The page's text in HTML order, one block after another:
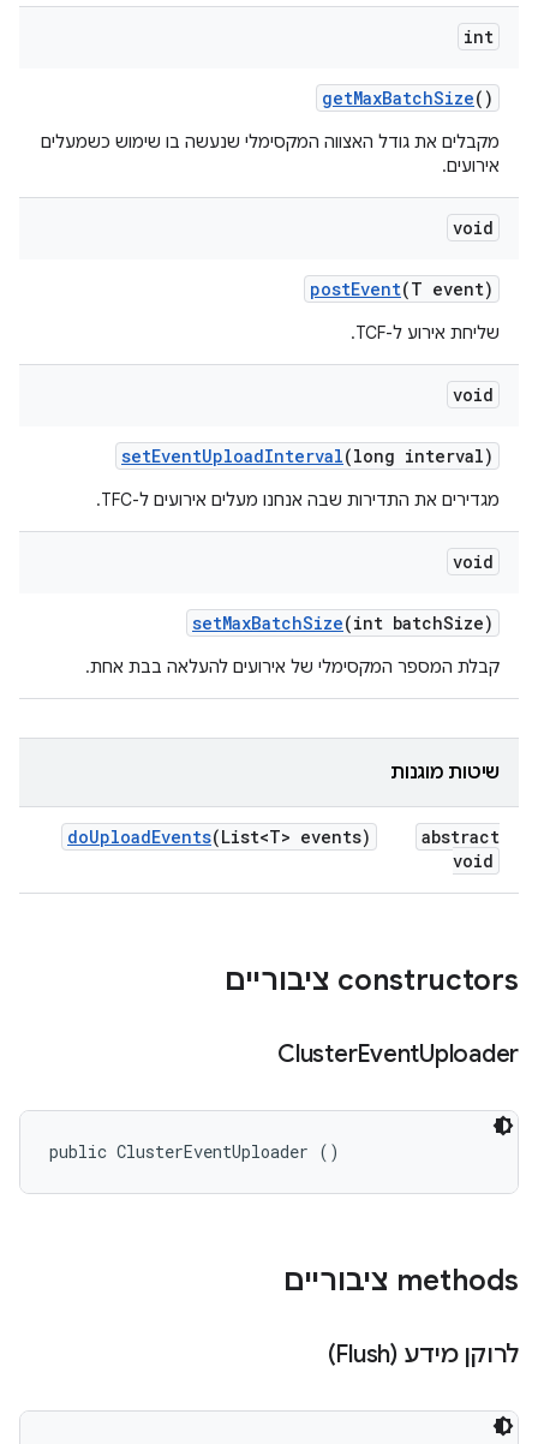
int
getMaxBatchSize()
מקבלים את גודל האצווה המקסימלי שנעשה בו שימוש כשמעלים
אירועים.
void
postEvent(T event)
שליחת אירוע ל-TCF.
void
setEventUploadInterval(long interval)
מגדירים את התדירות שבה אנחנו מעלים אירועים ל-TFC.
void
setMaxBatchSize(int batchSize)
קבלת המספר המקסימלי של אירועים להעלאה בבת אחת.
שיטות מוגנות
abstract
void
doUploadEvents(List<T> events)
‫constructors ציבוריים
ClusterEventUploader
public ClusterEventUploader ()
‫methods ציבוריים
לרוקן מידע (Flush)